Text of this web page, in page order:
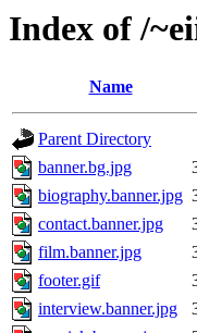
Index of /
Name
Parent Directory
banner.bg.jpg
biography.banner.jpg
contact.banner.jpg
film.banner.jpg
footer.gif
interview.banner.jpg